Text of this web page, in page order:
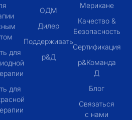
для
для
ОДМ
Дилер
Поддерживать
р&Д
Мерикане
Качество &
Безопасность
Сертификация
р&Команда
Д
Блог
Связаться
с нами